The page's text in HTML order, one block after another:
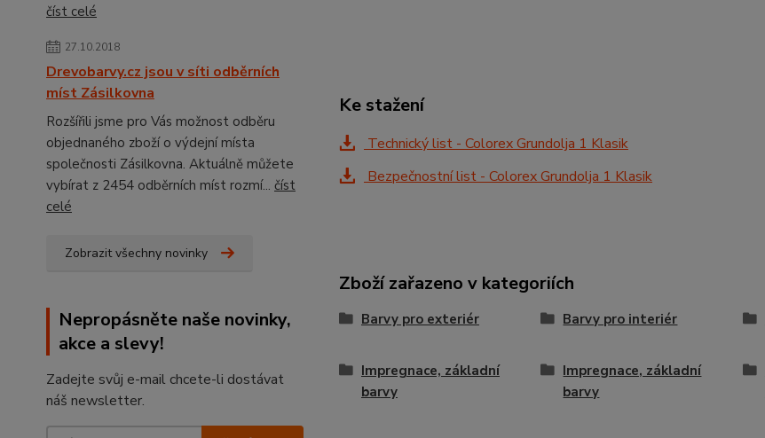
číst celé
27.10.2018
Drevobarvy.cz jsou v síti odběrních
míst Zásilkovna
Rozšířili jsme pro Vás možnost odběru
objednaného zboží o výdejní místa
společnosti Zásilkovna. Aktuálně můžete
vybírat z 2454 odběrních míst rozmí... číst
celé
Zobrazit všechny novinky
Nepropásněte naše novinky,
akce a slevy!
Zadejte svůj e-mail chcete-li dostávat
náš newsletter.
Ke stažení
Technický list - Colorex Grundolja 1 Klasik
Bezpečnostní list - Colorex Grundolja 1 Klasik
Zboží zařazeno v kategoriích
Barvy pro exteriér Barvy pro interiér
Impregnace, základní
barvy
Impregnace, základní
barvy